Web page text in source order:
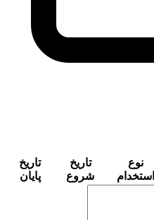
نوع
استخدام
تاریخ
شروع
تاریخ
پایان